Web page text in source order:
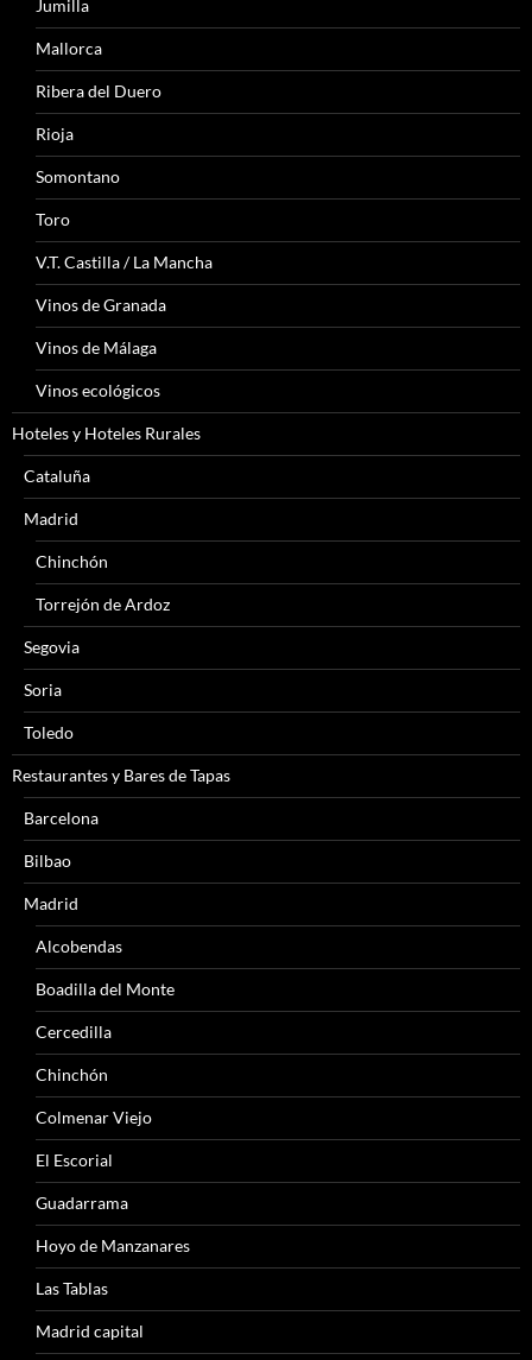
Jumilla
Mallorca
Ribera del Duero
Rioja
Somontano
Toro
V.T. Castilla / La Mancha
Vinos de Granada
Vinos de Málaga
Vinos ecológicos
Hoteles y Hoteles Rurales
Cataluña
Madrid
Chinchón
Torrejón de Ardoz
Segovia
Soria
Toledo
Restaurantes y Bares de Tapas
Barcelona
Bilbao
Madrid
Alcobendas
Boadilla del Monte
Cercedilla
Chinchón
Colmenar Viejo
El Escorial
Guadarrama
Hoyo de Manzanares
Las Tablas
Madrid capital